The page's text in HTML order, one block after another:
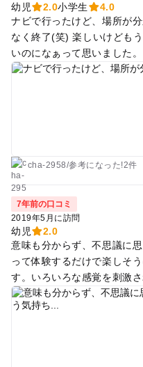
幼児 2.0小学生
4.0
ナビで行ったけど、場所が分かりにくい
なく終了(笑) 楽しいけどもうちょっと色んな仕掛けがあるとい
いのになぁって思いました。 幼児というよりは小学生向けか
な？
cha-2958/参考に なった!2件
7年前の口コミ
2019年5月に訪問
幼児
2.0
意味も分からず、不思議に
って体験するだけで楽しそ
す。いろいろな感覚を刺激
り、癒される時間にもなる
ころはすぐ通過したので2時